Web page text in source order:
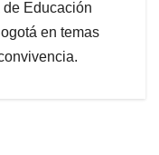
Educación
en temas